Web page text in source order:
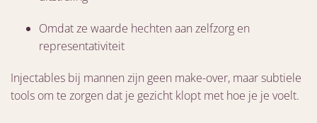
Omdat ze waarde hechten aan zelfzorg en
representativiteit
Injectables bij mannen zijn geen make-over, maar subtiele
tools om te zorgen dat je gezicht klopt met hoe je je voelt.